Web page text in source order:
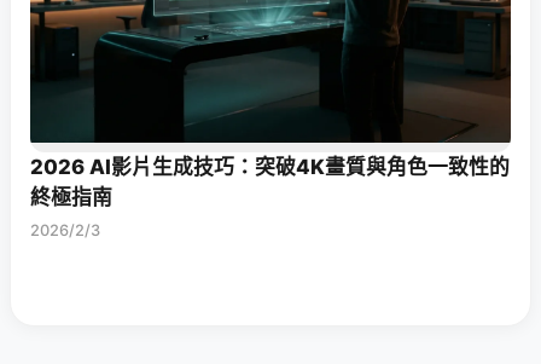
2026 AI影片生成技巧：突破4K畫質與角色一致性的
終極指南
2026/2/3